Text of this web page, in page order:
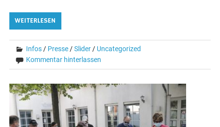
WEITERLESEN
Infos/ Presse/Slider/ Uncategorized
Kommentar hinterlassen